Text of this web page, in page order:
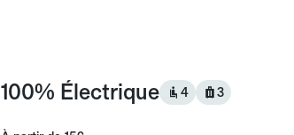
100% Électrique 4 3